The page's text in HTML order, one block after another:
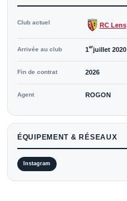
Club actuel RC Lens
Arrivée au club 1erjuillet 2020
Fin de contrat 2026
Agent ROGON
ÉQUIPEMENT & RÉSEAUX
Instagram